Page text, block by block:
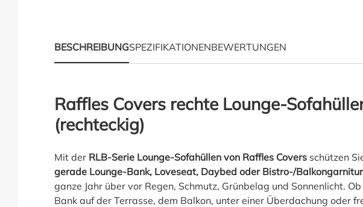
BESCHREIBUNGSPEZIFIKATIONENBEWERTUNGEN
Produktinformationen "Raffles
Raffles Covers rechte Lounge-
(rechteckig)
Mit der RLB-Serie Lounge-Sofahüllen von Raffles Covers schützen
gerade Lounge-Bank, Loveseat, Daybed oder Bistro-/Balkongarnitur
ganze Jahr über vor Regen, Schmutz, Grünbelag und Sonnenlicht. Ob
Bank auf der Terrasse, dem Balkon, unter einer Überdachung oder